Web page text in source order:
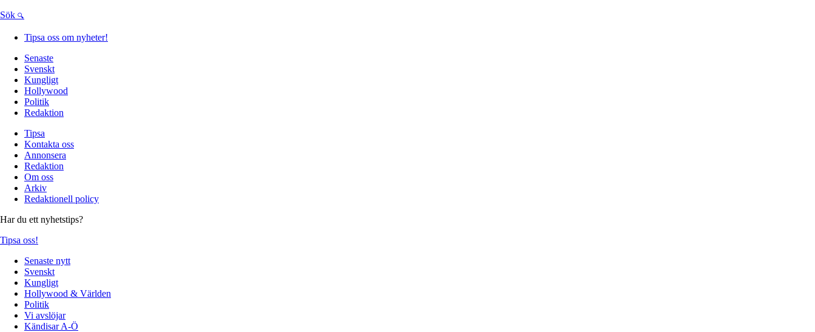
Sök
Tipsa oss om nyheter!
Senaste
Svenskt
Kungligt
Hollywood
Politik
Redaktion
Tipsa
Kontakta oss
Annonsera
Redaktion
Om oss
Arkiv
Redaktionell policy
Har du ett nyhetstips?
Tipsa oss!
Senaste nytt
Svenskt
Kungligt
Hollywood & Världen
Politik
Vi avslöjar
Kändisar A-Ö